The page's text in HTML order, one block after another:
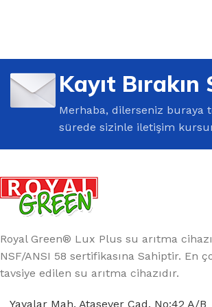
Satınal
Kayıt
Merhaba, dilerseniz buraya
sürede sizinle iletişim
Royal Green® Lux Plus su arıtma cihazı
NSF/ANSI 58 sertifikasına Sahiptir. En
tavsiye edilen su arıtma cihazıdır.
Yayalar Mah. Atasever Cad. No:42 A/B